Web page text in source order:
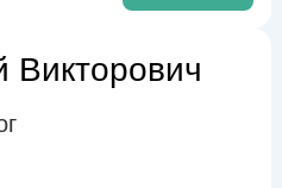
Викторович